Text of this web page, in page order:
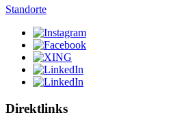
Standorte
Direktlinks